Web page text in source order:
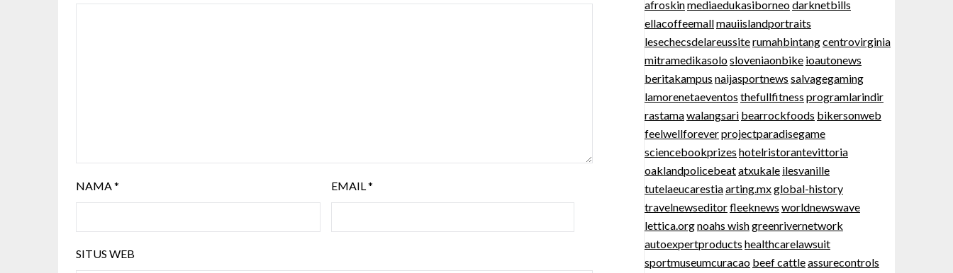
NAMA* EMAIL*
SITUS WEB
afroskinmediaedukasiborneodarknetbills
ellacoffeemallmauiislandportraits
lesechecsdelareussiterumahbintangcentrovirginia
mitramedikasolosloveniaonbike ioautonews
beritakampus naijasportnews salvagegaming
lamorenetaeventos thefullfitness programlarindir
rastamawalangsari bearrockfoods bikersonweb
feelwellforeverprojectparadisegame
sciencebookprizes hotelristorantevittoria
oaklandpolicebeatatxukale ilesvanille
tutelaeucarestiaarting.mxglobal-history
travelnewseditorfleeknews worldnewswave
lettica.orgnoahs wishgreenrivernetwork
autoexpertproducts healthcarelawsuit
sportmuseumcuracao beef cattleassurecontrols